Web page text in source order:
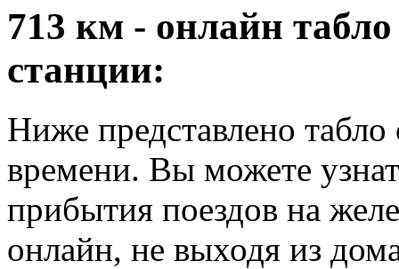
713 км - онлайн
станции:
Ниже представлено
времени. Вы можете
прибытия поездов на
онлайн, не выходя из